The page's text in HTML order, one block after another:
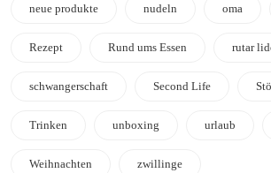
neue produkte nudeln oma
Rezept Rund ums Essen rutar
schwangerschaft Second Life
Trinken unboxing urlaub
Weihnachten zwillinge